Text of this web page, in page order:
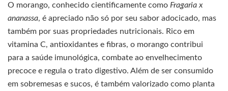
O morango, conhecido cientificamente como Fragaria x
ananassa, é apreciado não só por seu sabor adocicado, mas
também por suas propriedades nutricionais. Rico em
vitamina C, antioxidantes e fibras, o morango contribui
para a saúde imunológica, combate ao envelhecimento
precoce e regula o trato digestivo. Além de ser consumido
em sobremesas e sucos, é também valorizado como planta